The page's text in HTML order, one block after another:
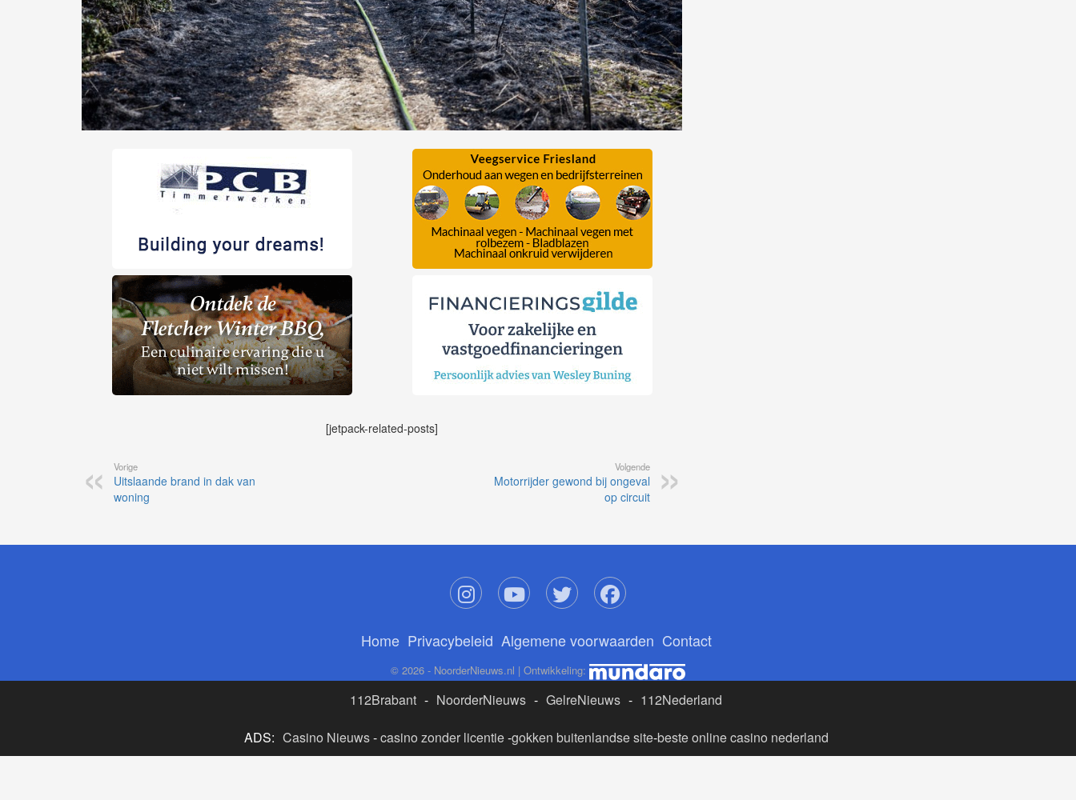
[jetpack-related-posts]
Vorige
Uitslaande brand in dak van
woning
Volgende
Motorrijder gewond bij ongeval
op circuit
Home Privacybeleid Algemene voorwaarden Contact
© 2026 - NoorderNieuws.nl | Ontwikkeling:
112Brabant - NoorderNieuws - GelreNieuws - 112Nederland
ADS: Casino Nieuws-casino zonder licentie-gokken buitenlandse site-beste online casino nederland